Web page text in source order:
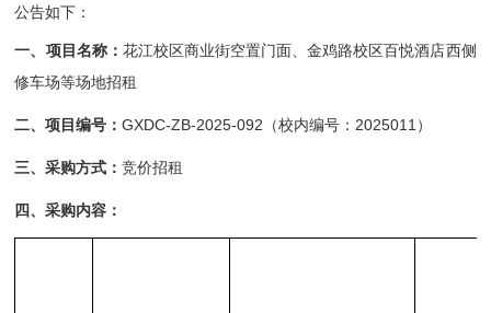
公告如下：
一、项目名称： 花江校区商业街空置门面、金鸡路校区百悦酒店西侧
修车场等场地招租
二、项目编号：GXDC-ZB-2025-092 （校内编号：2025011 ）
三、采购方式：竞价招租
四、采购内容：